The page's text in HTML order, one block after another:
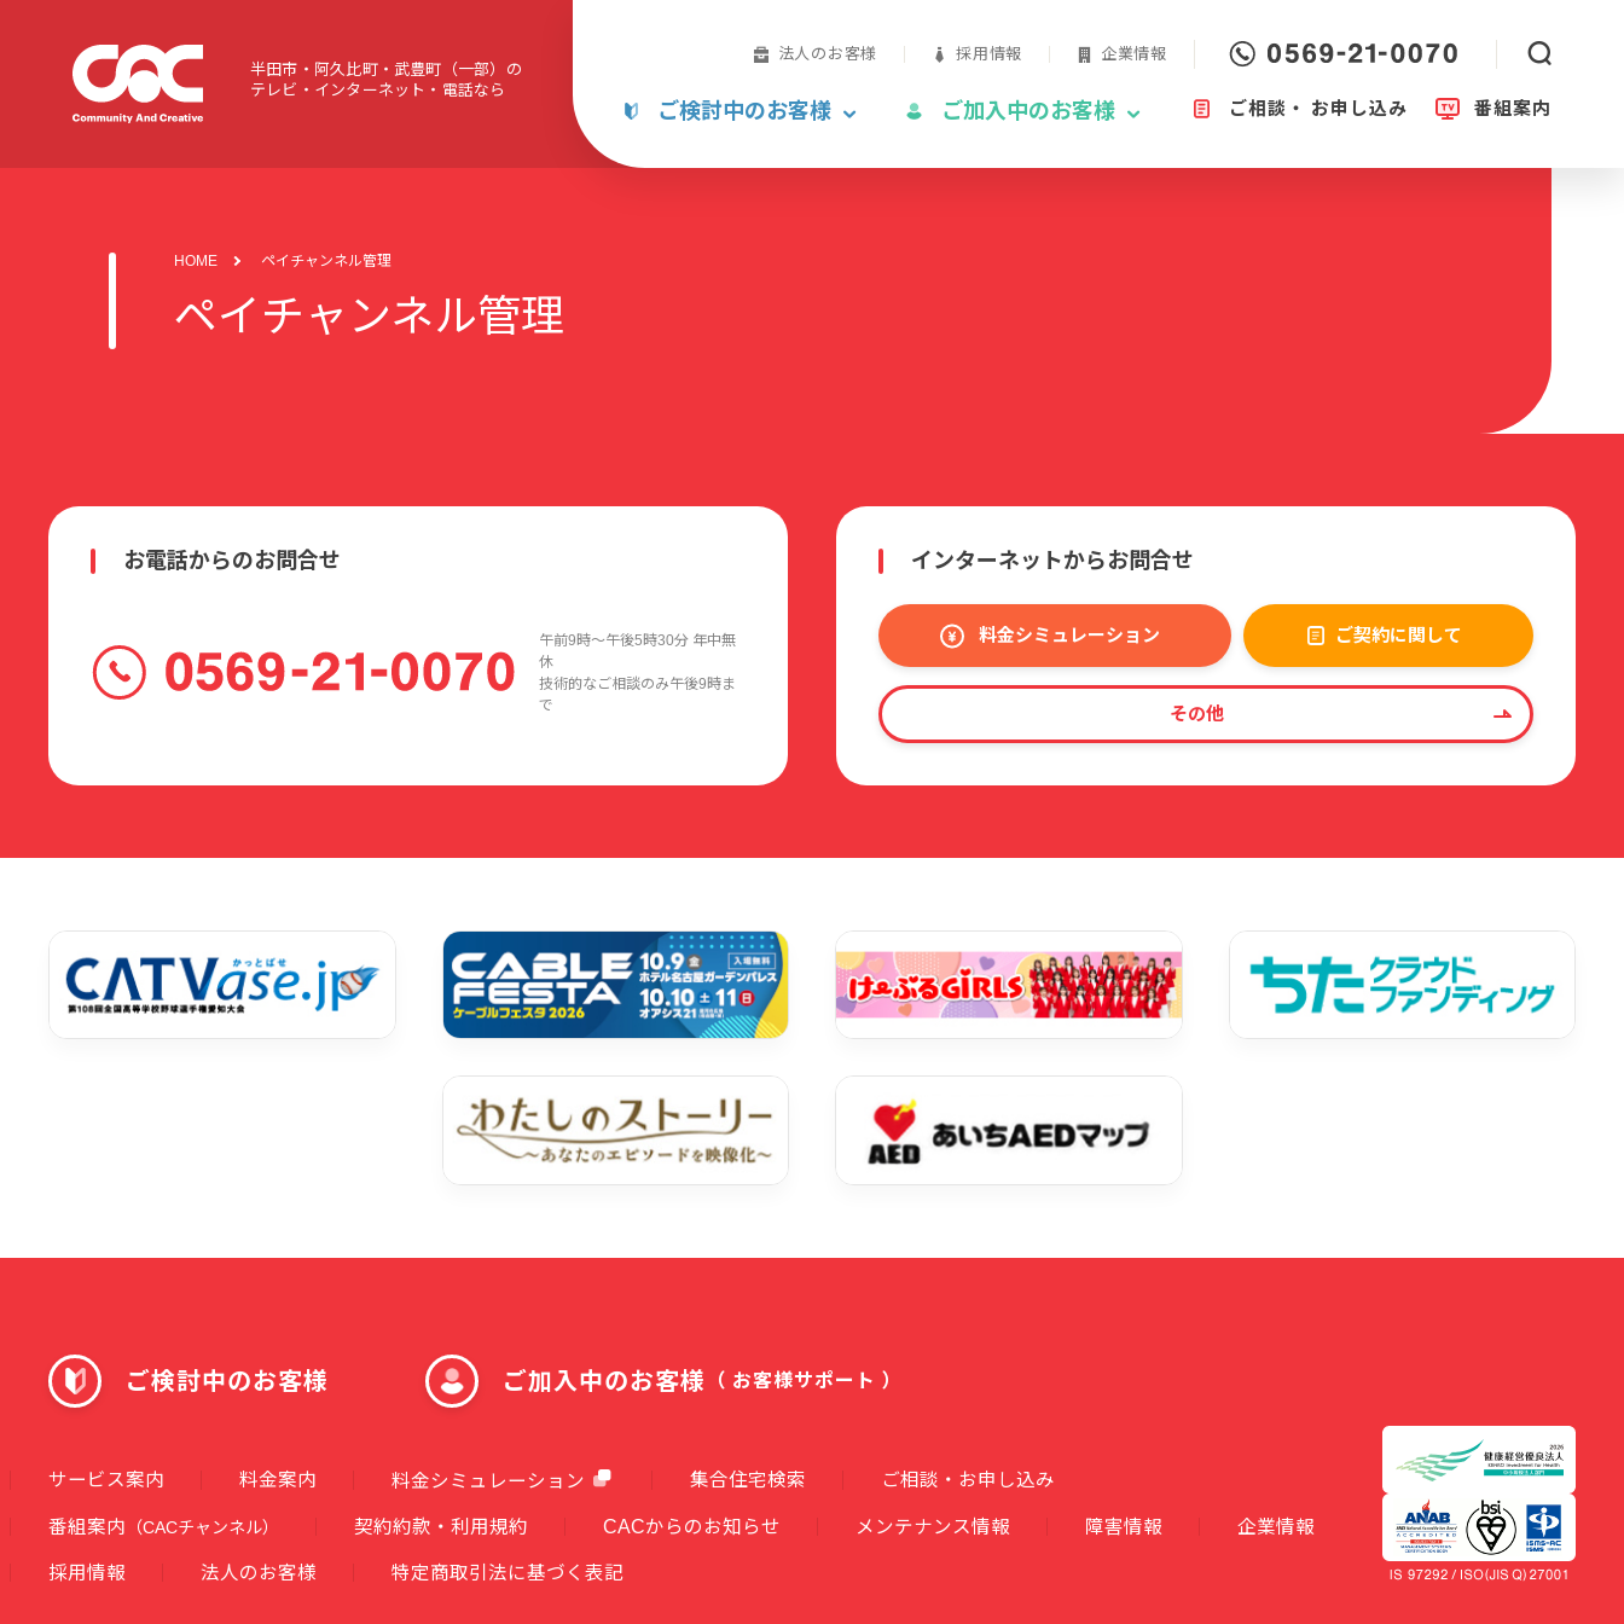
半田市・阿久比町・武豊町（一部）の
テレビ・インターネット・電話なら
法人のお客様 採用情報 企業情報
ご検討中のお客様 ご加入中のお客様 ご相談・ お申し込み 番組案内
HOME ペイチャンネル管理
ペイチャンネル管理
お電話からのお問合せ
午前9時〜午後5時30分 年中無
休
技術的なご相談のみ午後9時ま
で
インターネットからお問合せ
料金シミュレーション ご契約に関して
その他
ご検討中のお客様 ご加入中のお客様 （ お客様サポート ）
サービス案内 料金案内 料金シミュレーション 集合住宅検索 ご相談・お申し込み
番組案内 （CACチャンネル） 契約約款・利用規約 CACからのお知らせ メンテナンス情報 障害情報 企業情報
採用情報 法人のお客様 特定商取引法に基づく表記